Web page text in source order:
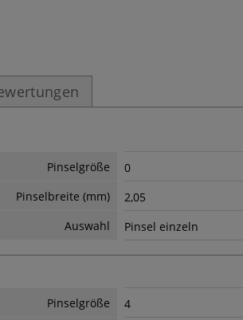
Pinselgröße
0
Pinselbreite (mm)
2,05
Auswahl
Pinsel einzeln
Pinselgröße
4